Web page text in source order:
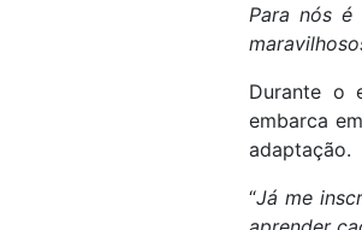
Para nós
Durante o
embarca
adaptação.
“Já me